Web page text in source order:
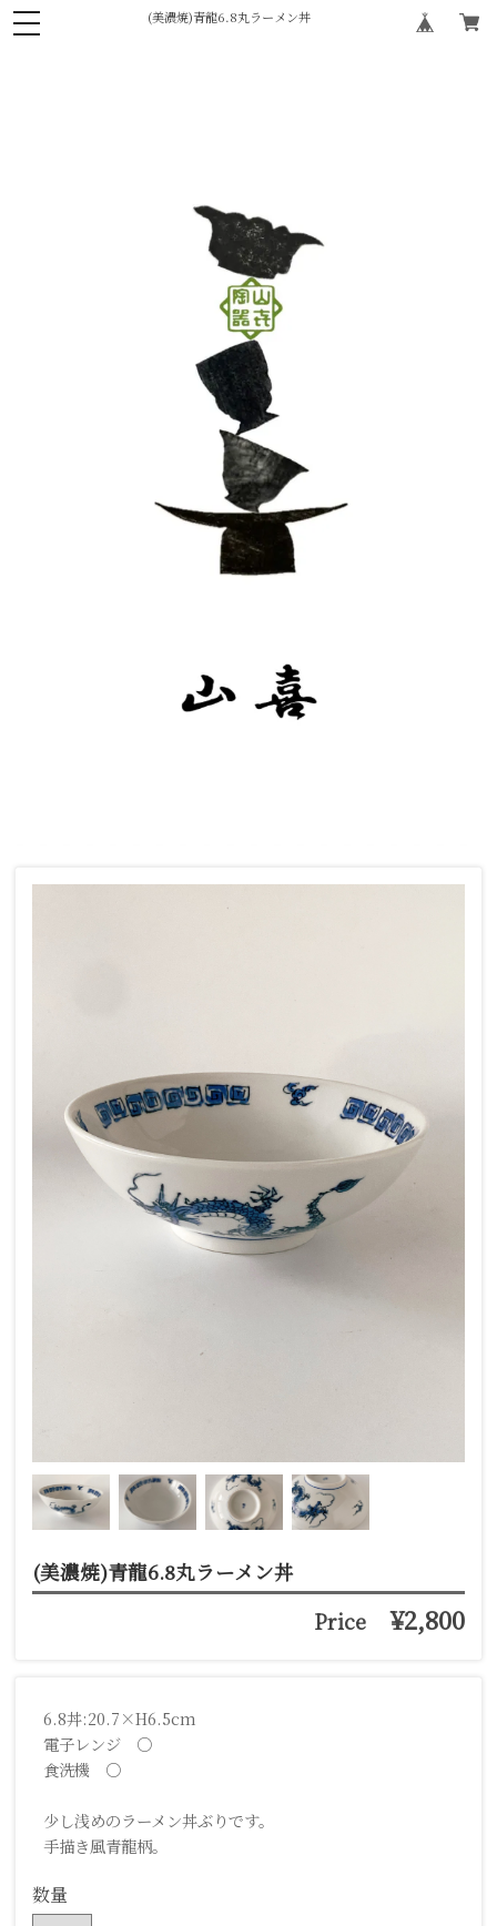
(美濃焼)青龍6.8丸ラーメン丼
(美濃焼)青龍6.8丸ラーメン丼
Price ¥2,800
6.8丼:20.7×H6.5cm
電子レンジ ○
食洗機 ○
少し浅めのラーメン丼ぶりです。
手描き風青龍柄。
数量